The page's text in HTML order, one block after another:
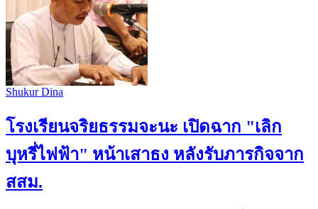
Shukur Dina
โรงเรียนจริยธรรมจะนะ เปิดฉาก "เลิก
บุหรี่ไฟฟ้า" หน้าเสาธง หลังรับภารกิจจาก
สสม.